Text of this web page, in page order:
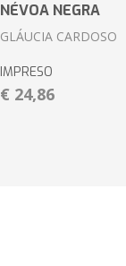
NÉVOA NEGRA
GLÁUCIA CARDOSO
IMPRESO
€ 24,86